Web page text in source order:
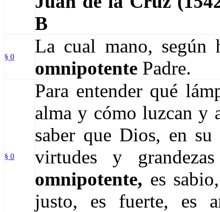
B
§ 0
La cual mano, según
omnipotente Padre.
§ 0
Para entender qué
alma y cómo luzcan y
saber que Dios, en
virtudes y
omnipotente, es
justo, es fuerte, es